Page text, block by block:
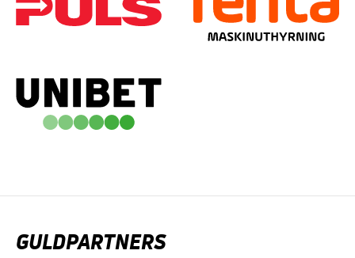
GULDPARTNERS